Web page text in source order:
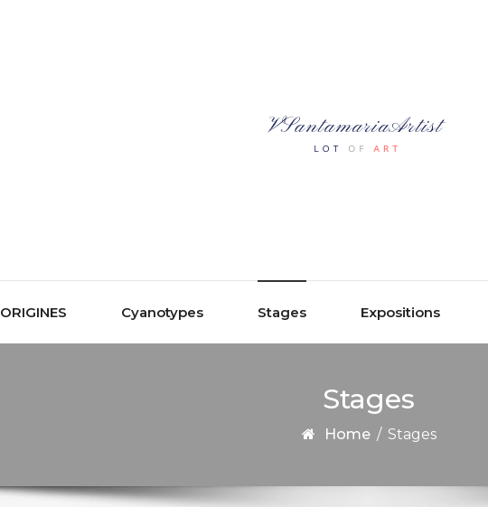
ORIGINES Cyanotypes Stages Expositions
Stages
Home / Stages